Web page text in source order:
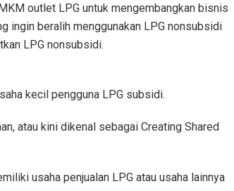
outlet LPG untuk mengembangkan bisnis
ingin beralih menggunakan LPG nonsubsidi
LPG nonsubsidi.
kecil pengguna LPG subsidi.
atau kini dikenal sebagai Creating Shared
usaha penjualan LPG atau usaha lainnya